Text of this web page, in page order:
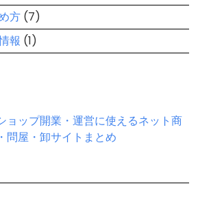
方 (7)
報 (1)
ョップ開業・運営に使えるネット商
問屋・卸サイトまとめ